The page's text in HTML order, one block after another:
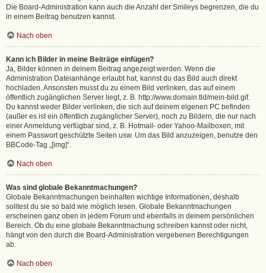
Die Board-Administration kann auch die Anzahl der Smileys begrenzen, die du
in einem Beitrag benutzen kannst.
Nach oben
Kann ich Bilder in meine Beiträge einfügen?
Ja, Bilder können in deinem Beitrag angezeigt werden. Wenn die
Administration Dateianhänge erlaubt hat, kannst du das Bild auch direkt
hochladen. Ansonsten musst du zu einem Bild verlinken, das auf einem
öffentlich zugänglichen Server liegt, z. B. http://www.domain.tld/mein-bild.gif.
Du kannst weder Bilder verlinken, die sich auf deinem eigenen PC befinden
(außer es ist ein öffentlich zugänglicher Server), noch zu Bildern, die nur nach
einer Anmeldung verfügbar sind, z. B. Hotmail- oder Yahoo-Mailboxen, mit
einem Passwort geschützte Seiten usw. Um das Bild anzuzeigen, benutze den
BBCode-Tag „[img]“.
Nach oben
Was sind globale Bekanntmachungen?
Globale Bekanntmachungen beinhalten wichtige Informationen, deshalb
solltest du sie so bald wie möglich lesen. Globale Bekanntmachungen
erscheinen ganz oben in jedem Forum und ebenfalls in deinem persönlichen
Bereich. Ob du eine globale Bekanntmachung schreiben kannst oder nicht,
hängt von den durch die Board-Administration vergebenen Berechtigungen
ab.
Nach oben